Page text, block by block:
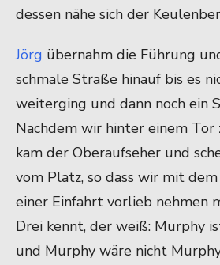
dessen nähe sich der
Jörg übernahm die Führung
schmale Straße hinauf bis es
weiterging und dann noch ein
Nachdem wir hinter einem Tor
kam der Oberaufseher und
vom Platz, so dass wir mit
einer Einfahrt vorlieb nehmen
Drei kennt, der weiß: Murphy
und Murphy wäre nicht